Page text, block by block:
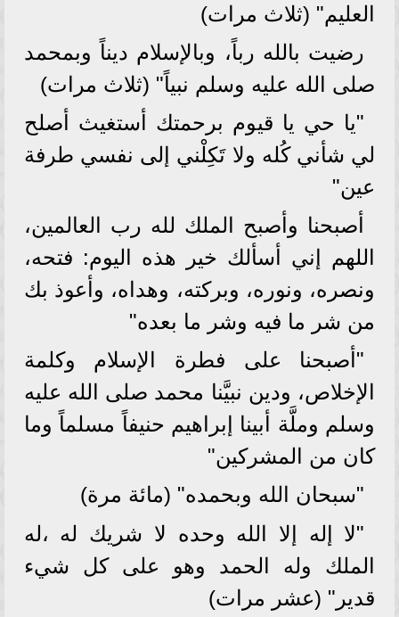
العليم" (ثلاث مرات)
رضيت بالله رباً، وبالإسلام ديناً وبمحمد
صلى الله عليه وسلم نبياً" (ثلاث مرات)
"يا حي يا قيوم برحمتك أستغيث أصلح
لي شأني كُله ولا تَكِلْني إلى نفسي طرفة
عين"
أصبحنا وأصبح الملك لله رب العالمين،
اللهم إني أسألك خير هذه اليوم: فتحه،
ونصره، ونوره، وبركته، وهداه، وأعوذ بك
من شر ما فيه وشر ما بعده"
"أصبحنا على فطرة الإسلام وكلمة
الإخلاص، ودين نبيَّنا محمد صلى الله عليه
وسلم وملَّة أبينا إبراهيم حنيفاً مسلماً وما
كان من المشركين"
"سبحان الله وبحمده" (مائة مرة)
"لا إله إلا الله وحده لا شريك له ،له
الملك وله الحمد وهو على كل شيء
قدير" (عشر مرات)